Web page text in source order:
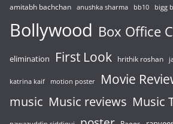
amitabh bachchan anushka sharma bb10 bigg
Bollywood Box Office
elimination First Look hrithik roshan
katrina kaif motion poster Movie
music Music reviews Music